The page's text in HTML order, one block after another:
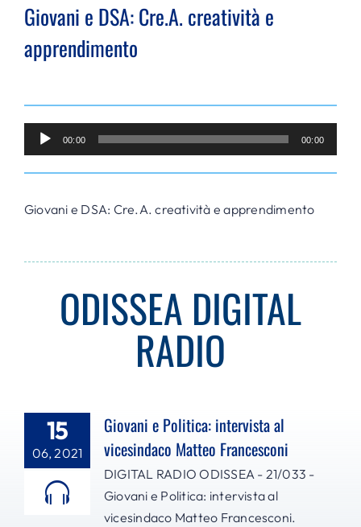
Giovani e DSA: Cre.A. creatività e
apprendimento
Audio
Player
00:00 00:00
Giovani e DSA: Cre.A. creatività e apprendimento
ODISSEA DIGITAL
RADIO
15
06, 2021
Giovani e Politica: intervista al
vicesindaco Matteo Francesconi
DIGITAL RADIO ODISSEA - 21/033 -
Giovani e Politica: intervista al
vicesindaco Matteo Francesconi.